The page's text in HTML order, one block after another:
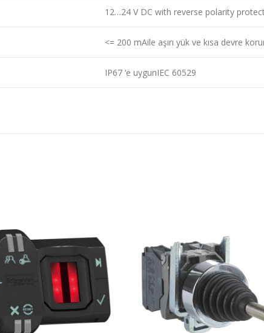
12…24 V DC with reverse polarity
<= 200 mAile aşırı yük ve kısa devre
IP67 ‘e uygunIEC 60529